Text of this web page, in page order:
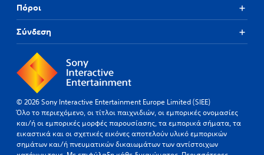
Πόροι
Σύνδεση
© 2026 Sony Interactive Entertainment Europe Limited (SIEE)
Όλο το περιεχόμενο, οι τίτλοι παιχνιδιών, οι εμπορικές ονομασίες
και/ή οι εμπορικές μορφές παρουσίασης, τα εμπορικά σήματα, τα
εικαστικά και οι σχετικές εικόνες αποτελούν υλικό εμπορικών
σημάτων και/ή πνευματικών δικαιωμάτων των αντίστοιχων